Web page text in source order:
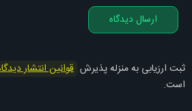
ارسال دیدگاه
ثبت ارزیابی به منزله پذیرش قوانین انتشار
است.